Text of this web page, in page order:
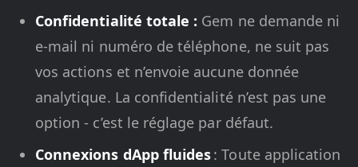
Confidentialité totale : Gem ne demande ni
e-mail ni numéro de téléphone, ne suit pas
vos actions et n’envoie aucune donnée
analytique. La confidentialité n’est pas une
option - c’est le réglage par défaut.
Connexions dApp fluides: Toute application